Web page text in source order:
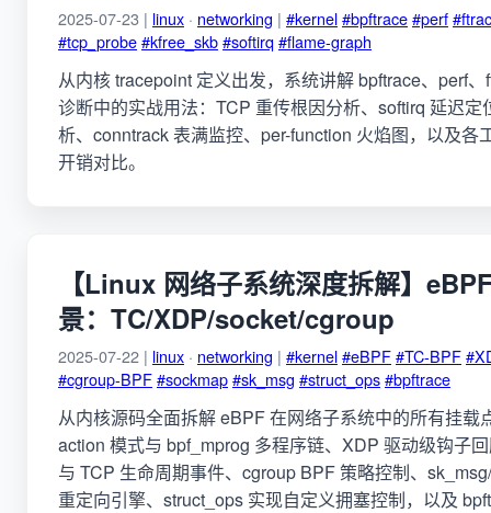
2025-07-23 | linux · networking | #kernel#bpftrace#perf
#tcp_probe#kfree_skb#softirq#flame-graph
从内核 tracepoint 定义出发，系统讲解 bpftrace、perf
诊断中的实战用法：TCP 重传根因分析、softirq 延迟
析、conntrack 表满监控、per-function 火焰图，以及各
开销对比。
【Linux 网络子系统深度拆解】
景：TC/XDP/socket/cgroup
2025-07-22 | linux · networking | #kernel#eBPF#TC-BPF
#cgroup-BPF#sockmap#sk_msg #struct_ops#bpftrace
从内核源码全面拆解 eBPF 在网络子系统中的所有挂载
action 模式与 bpf_mprog 多程序链、XDP 驱动级钩子
与 TCP 生命周期事件、cgroup BPF 策略控制、
重定向引擎、struct_ops 实现自定义拥塞控制，以及